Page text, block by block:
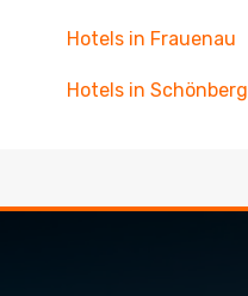
Hotels in Frauenau
Hotels in Schönberg